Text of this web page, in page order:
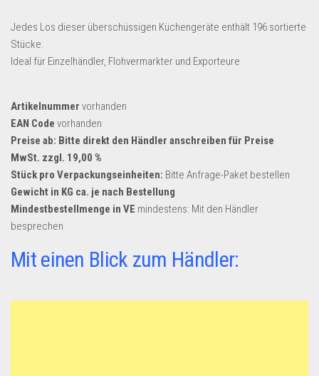
Dropshipping-Produkte
B2B Produkte
Amazon
Aldi
Lidl
Kostenlos verkaufen
Anmelden
Kostenlos Registrieren
Newsletter
Jedes Los dieser überschüssigen Küchengeräte enthält 196 sortierte
Stücke.
Ideal für Einzelhändler, Flohvermarkter und Exporteure
Artikelnummer vorhanden
EAN Code vorhanden
Preise ab: Bitte direkt den Händler anschreiben für Preise
MwSt. zzgl. 19,00 %
Stück pro Verpackungseinheiten: Bitte Anfrage-Paket bestellen
Gewicht in KG ca. je nach Bestellung
Mindestbestellmenge in VE mindestens: Mit den Händler
besprechen
Mit einen Blick zum Händler: